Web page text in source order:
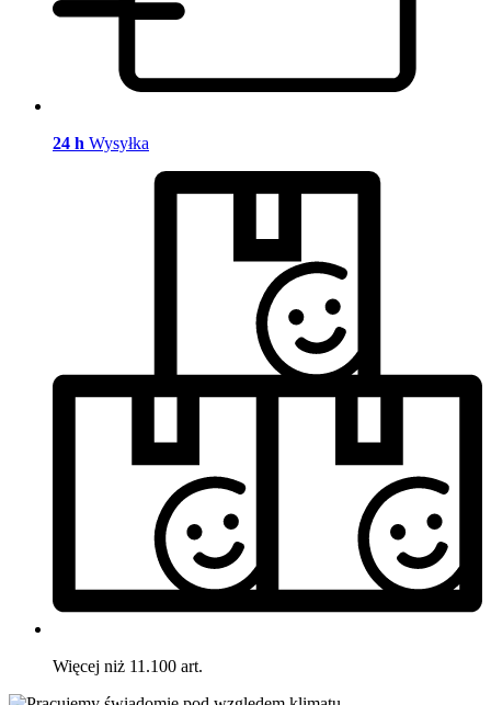
24 h Wysyłka
Więcej niż 11.100 art.